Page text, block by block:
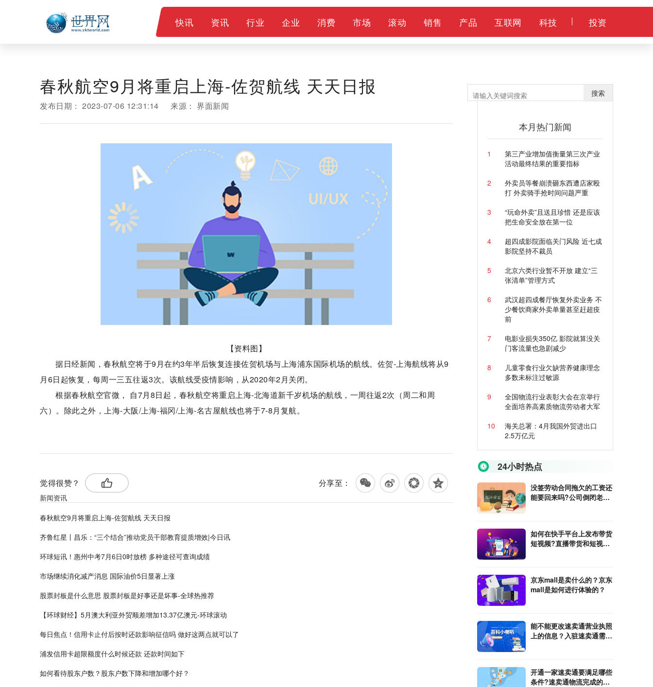
快讯 资讯 行业 企业 消费 市场 滚动 销售 产品 互联网 科技 投资
春秋航空9月将重启上海-佐贺航线 天天日报
发布日期： 2023-07-06 12:31:14 来源： 界面新闻
【资料图】
据日经新闻，春秋航空将于9月在约3年半后恢复连接佐贺机场与上海浦东国际机场的航线。佐贺-上海航线将从9
月6日起恢复，每周一三五往返3次。该航线受疫情影响，从2020年2月关闭。
根据春秋航空官微， 自7月8日起，春秋航空将重启上海-北海道新千岁机场的航线，一周往返2次（周二和周
六）。除此之外，上海-大阪/上海-福冈/上海-名古屋航线也将于7-8月复航。
觉得很赞？ 分享至：
新闻资讯
春秋航空9月将重启上海-佐贺航线 天天日报
齐鲁红星丨昌乐：“三个结合”推动党员干部教育提质增效|今日讯
环球短讯！惠州中考7月6日0时放榜 多种途径可查询成绩
市场继续消化减产消息 国际油价5日显著上涨
股票封板是什么意思 股票封板是好事还是坏事-全球热推荐
【环球财经】5月澳大利亚外贸顺差增加13.37亿澳元-环球滚动
每日焦点！信用卡止付后按时还款影响征信吗 做好这两点就可以了
浦发信用卡超限额度什么时候还款 还款时间如下
如何看待股东户数？股东户数下降和增加哪个好？
搜索
本月热门新闻
1
第三产业增加值衡量第三次产业
活动最终结果的重要指标
2
外卖员等餐崩溃砸东西遭店家殴
打 外卖骑手抢时间问题严重
3
“玩命外卖”且送且珍惜 还是应该
把生命安全放在第一位
4
超四成影院面临关门风险 近七成
影院坚持不裁员
5
北京六类行业暂不开放 建立“三
张清单”管理方式
6
武汉超四成餐厅恢复外卖业务 不
少餐饮商家外卖单量甚至赶超疫
前
7
电影业损失350亿 影院就算没关
门客流量也急剧减少
8
儿童零食行业欠缺营养健康理念
多数未标注过敏源
9
全国物流行业表彰大会在京举行
全面培养高素质物流劳动者大军
10
海关总署：4月我国外贸进出口
2.5万亿元
24小时热点
没签劳动合同拖欠的工资还
能要回来吗?公司倒闭老板
如何在快手平台上发布带货
短视频?直播带货和短视频
京东mall是卖什么的？京东
mall是如何进行体验的？
能不能更改速卖通营业执照
上的信息？入驻速卖通需要
开通一家速卖通要满足哪些
条件?速卖通物流完成的方